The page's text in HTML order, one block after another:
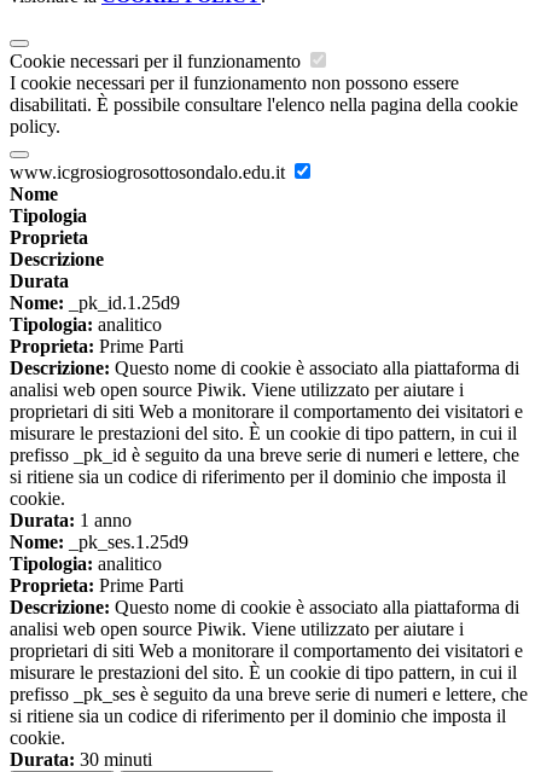
Cookie necessari per il funzionamento
I cookie necessari per il funzionamento non possono essere
disabilitati. È possibile consultare l'elenco nella pagina della cookie
policy.
www.icgrosiogrosottosondalo.edu.it
Nome
Tipologia
Proprieta
Descrizione
Durata
Nome: _pk_id.1.25d9
Tipologia: analitico
Proprieta: Prime Parti
Descrizione: Questo nome di cookie è associato alla piattaforma di
analisi web open source Piwik. Viene utilizzato per aiutare i
proprietari di siti Web a monitorare il comportamento dei visitatori e
misurare le prestazioni del sito. È un cookie di tipo pattern, in cui il
prefisso _pk_id è seguito da una breve serie di numeri e lettere, che
si ritiene sia un codice di riferimento per il dominio che imposta il
cookie.
Durata: 1 anno
Nome: _pk_ses.1.25d9
Tipologia: analitico
Proprieta: Prime Parti
Descrizione: Questo nome di cookie è associato alla piattaforma di
analisi web open source Piwik. Viene utilizzato per aiutare i
proprietari di siti Web a monitorare il comportamento dei visitatori e
misurare le prestazioni del sito. È un cookie di tipo pattern, in cui il
prefisso _pk_ses è seguito da una breve serie di numeri e lettere, che
si ritiene sia un codice di riferimento per il dominio che imposta il
cookie.
Durata: 30 minuti